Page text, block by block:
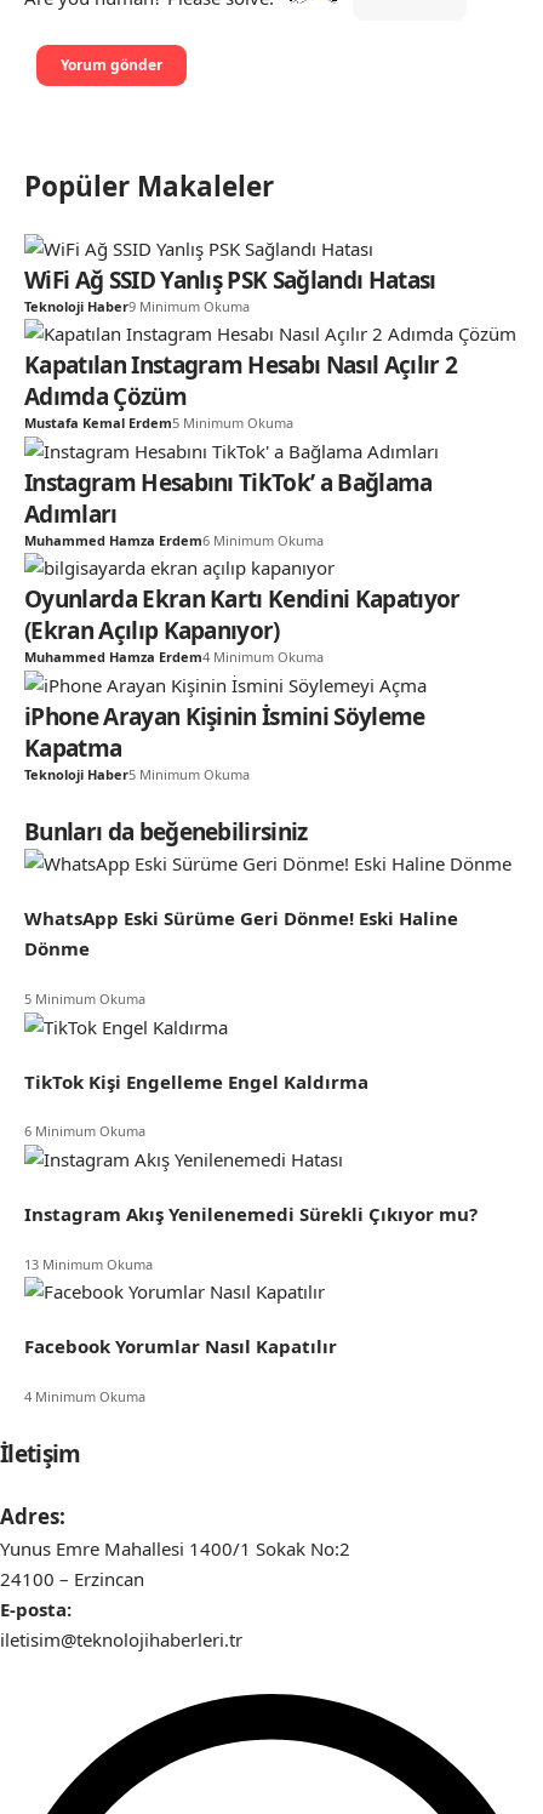
Popüler Makaleler
WiFi Ağ SSID Yanlış PSK Sağlandı Hatası
Teknoloji Haber9 Minimum Okuma
Kapatılan Instagram Hesabı Nasıl Açılır 2
Adımda Çözüm
Mustafa Kemal Erdem5 Minimum Okuma
Instagram Hesabını TikTok’ a Bağlama
Adımları
Muhammed Hamza Erdem6 Minimum Okuma
Oyunlarda Ekran Kartı Kendini Kapatıyor
(Ekran Açılıp Kapanıyor)
Muhammed Hamza Erdem4 Minimum Okuma
iPhone Arayan Kişinin İsmini Söyleme
Kapatma
Teknoloji Haber5 Minimum Okuma
Bunları da beğenebilirsiniz
WhatsApp Eski Sürüme Geri Dönme! Eski Haline
Dönme
5 Minimum Okuma
TikTok Kişi Engelleme Engel Kaldırma
6 Minimum Okuma
Instagram Akış Yenilenemedi Sürekli Çıkıyor mu?
13 Minimum Okuma
Facebook Yorumlar Nasıl Kapatılır
4 Minimum Okuma
İletişim
Adres:
Yunus Emre Mahallesi 1400/1 Sokak No:2
24100 – Erzincan
E-posta:
iletisim@teknolojihaberleri.tr